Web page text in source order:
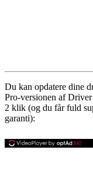
Du kan opdatere dine
Pro-versionen af
2 klik (og du får fuld
garanti):